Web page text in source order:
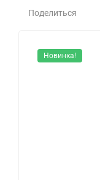
Поделиться
Новинка!